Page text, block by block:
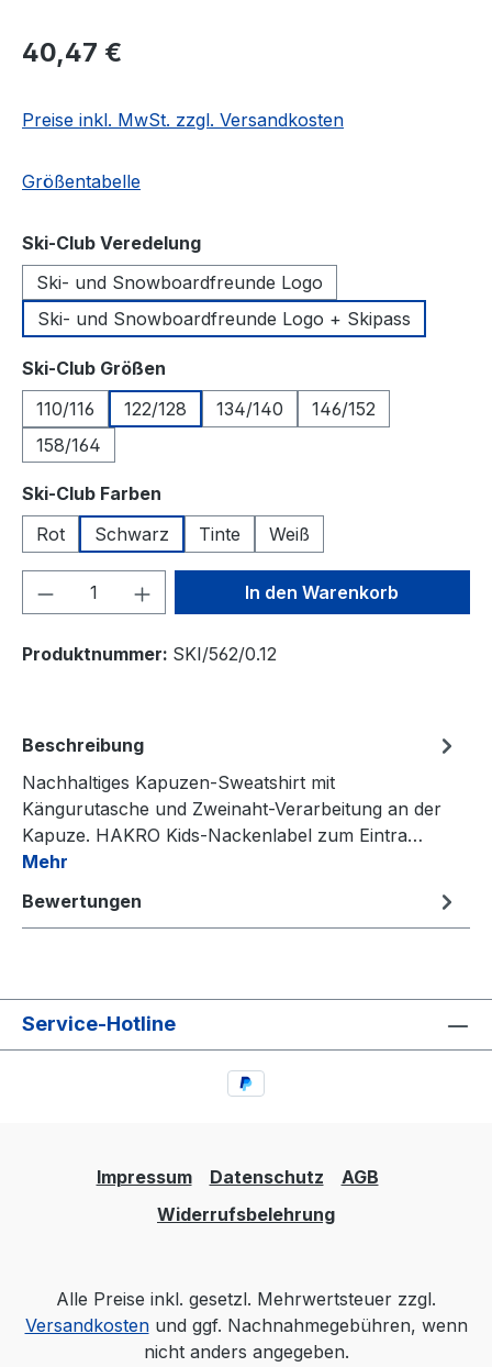
Regulärer Preis:
40,47 €
Preise inkl. MwSt. zzgl. Versandkosten
Größentabelle
Ski-Club Veredelungauswählen
Ski- und Snowboardfreunde Logo
Ski- und Snowboardfreunde Logo + Skipass
Ski-Club Größen
110/116
122/128 134/140
146/152
158/164
Ski-Club Farben
Rot
Schwarz Tinte Weiß
Produkt Anzahl: Gib denIn den Warenkorb
Produktnummer: SKI/562/0.12
Beschreibung
Nachhaltiges Kapuzen-Sweatshirt mit
Kängurutasche und Zweinaht-Verarbeitung an der
Kapuze. HAKRO Kids-Nackenlabel zum Eintra…
Mehr
Bewertungen
Service-Hotline
Impressum Datenschutz
AGB
Widerrufsbelehrung
Alle Preise inkl. gesetzl. Mehrwertsteuer zzgl.
Versandkostenund ggf. Nachnahmegebühren, wenn
nicht anders angegeben.